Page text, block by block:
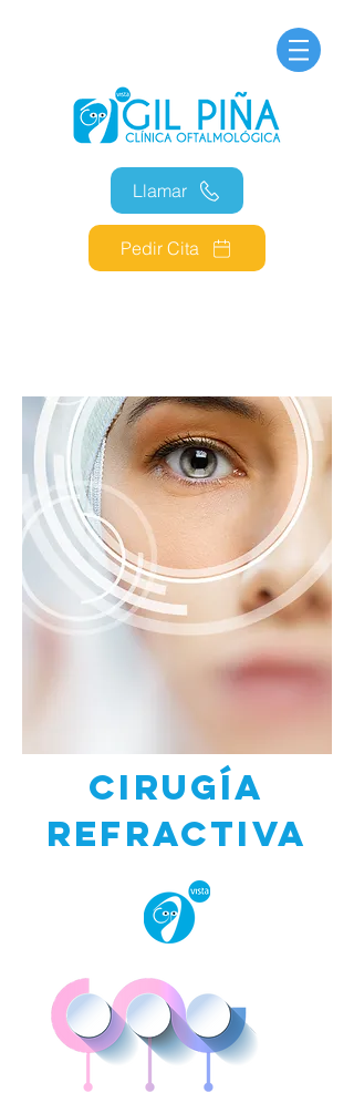
Llamar
Pedir Cita
cirugía
refractiva